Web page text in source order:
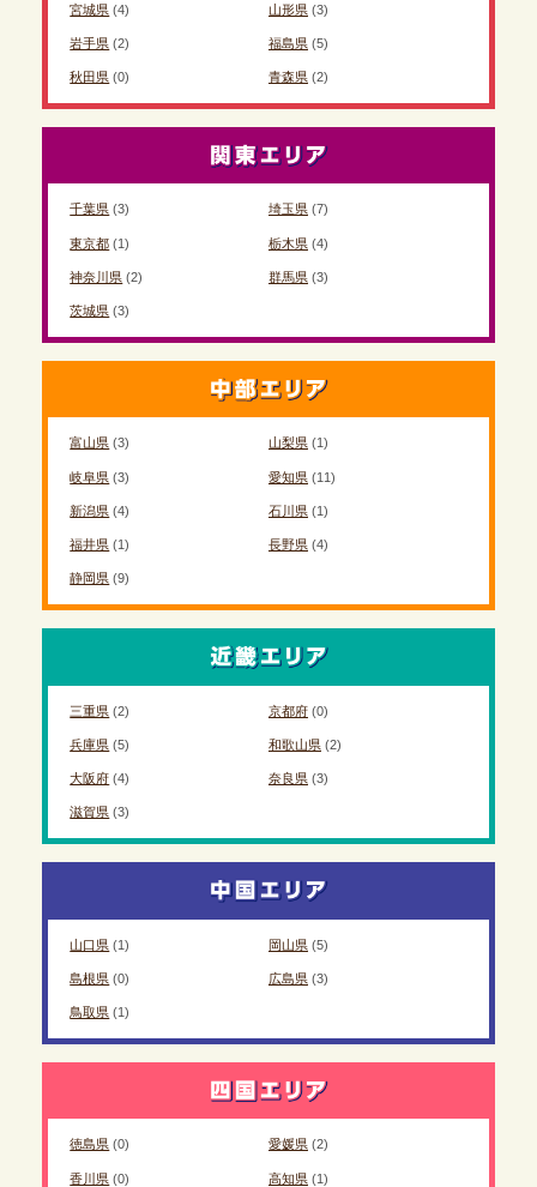
宮城県 (4) 山形県(3)
岩手県 (2) 福島県(5)
秋田県 (0) 青森県(2)
千葉県 (3) 埼玉県(7)
東京都 (1) 栃木県(4)
神奈川県 (2) 群馬県(3)
茨城県 (3)
富山県 (3) 山梨県(1)
岐阜県 (3) 愛知県(11)
新潟県 (4) 石川県(1)
福井県 (1) 長野県(4)
静岡県 (9)
三重県 (2) 京都府(0)
兵庫県 (5) 和歌山県(2)
大阪府 (4) 奈良県(3)
滋賀県 (3)
山口県 (1) 岡山県(5)
島根県 (0) 広島県(3)
鳥取県 (1)
徳島県 (0) 愛媛県(2)
香川県 (0) 高知県(1)